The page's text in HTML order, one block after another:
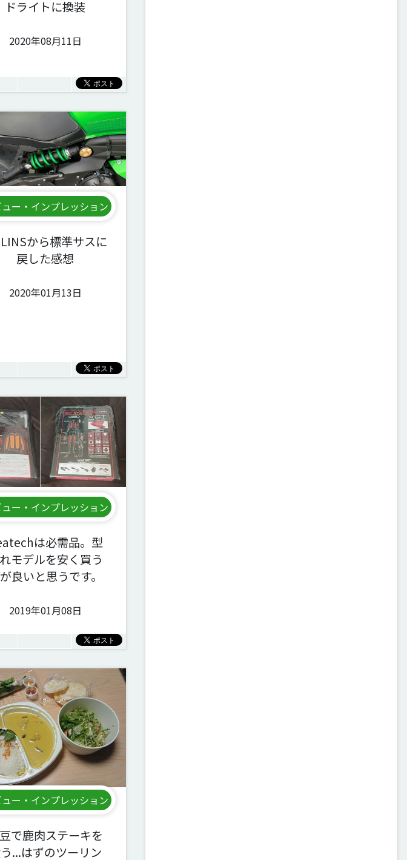
ドライトに換装
2020年08月11日
ュー・インプレッション
から標準サスに
戻した感想
2020年01月13日
ュー・インプレッション
は必需品。型
モデルを安く買う
良いと思うです。
2019年01月08日
ュー・インプレッション
で鹿肉ステーキを
...はずのツーリン